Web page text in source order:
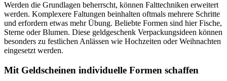
Werden die Grundlagen beherrscht, können Falttechniken erweitert
werden. Komplexere Faltungen beinhalten oftmals mehrere Schritte
und erfordern etwas mehr Übung. Beliebte Formen sind hier Fische,
Sterne oder Blumen. Diese geldgeschenk Verpackungsideen können
besonders zu festlichen Anlässen wie Hochzeiten oder Weihnachten
eingesetzt werden.
Mit Geldscheinen individuelle Formen schaffen